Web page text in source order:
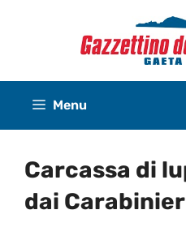
Menu
Carcassa di
dai